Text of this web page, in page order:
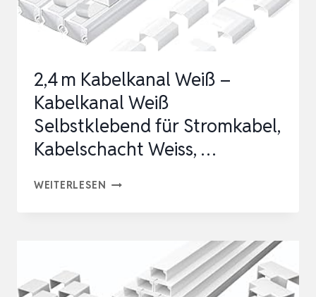
2,4 m Kabelkanal Weiß –
Kabelkanal Weiß
Selbstklebend für Stromkabel,
Kabelschacht Weiss, …
WEITERLESEN 2,4 M
ABELKANAL W
EISS SE